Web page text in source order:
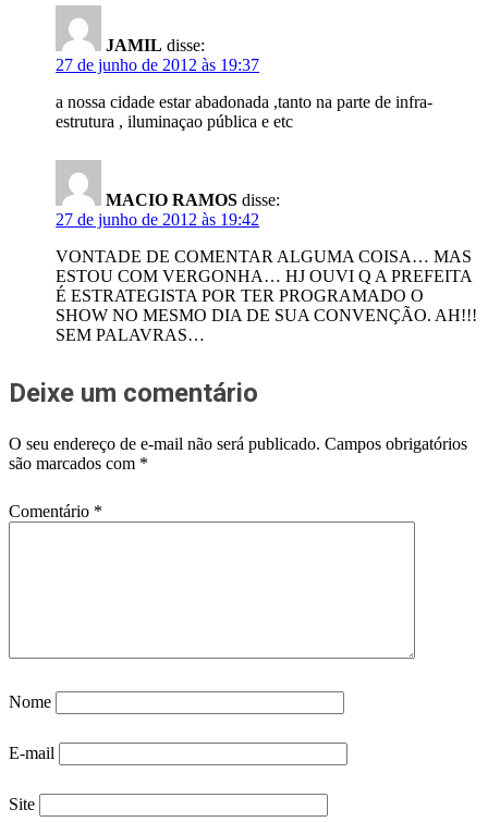
JAMIL disse:
27 de junho de 2012 às 19:37
a nossa cidade estar abadonada ,tanto na parte de infra-
estrutura , iluminaçao pública e etc
MACIO RAMOS disse:
27 de junho de 2012 às 19:42
VONTADE DE COMENTAR ALGUMA COISA… MAS
ESTOU COM VERGONHA… HJ OUVI Q A PREFEITA
É ESTRATEGISTA POR TER PROGRAMADO O
SHOW NO MESMO DIA DE SUA CONVENÇÃO. AH!!!
SEM PALAVRAS…
Deixe um comentário
O seu endereço de e-mail não será publicado. Campos obrigatórios
são marcados com *
Comentário *
Nome
E-mail
Site